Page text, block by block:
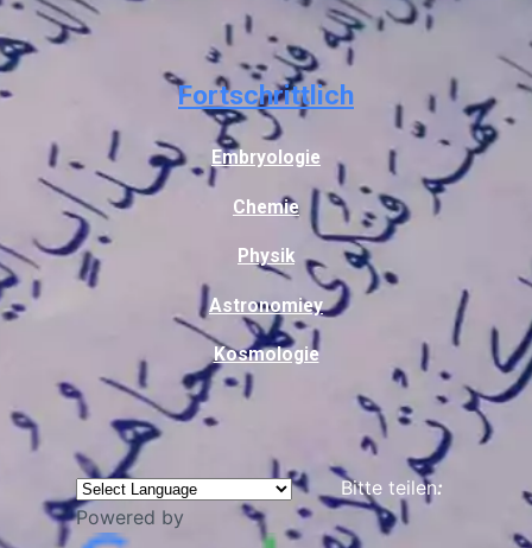
Fortschrittlich
Embryologie
Chemie
Physik
Astronomiey
Kosmologie
Powered by
Bitte teilen: